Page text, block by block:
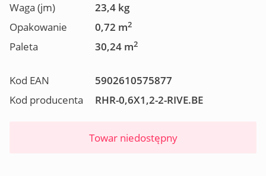
Waga (jm)
23,4 kg
Opakowanie
0,72 m2
Paleta 30,24 m2
Kod EAN
5902610575877
Kod producenta
RHR-0,6X1,2-2-RIVE.BE
Towar niedostępny